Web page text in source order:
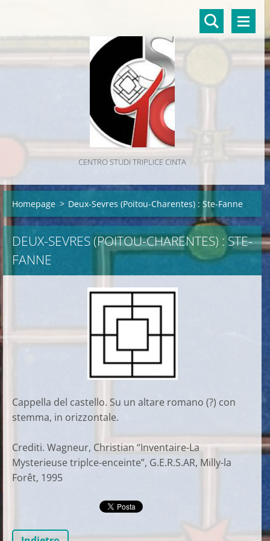
CENTRO STUDI TRIPLICE CINTA
Homepage > Deux-Sevres (Poitou-Charentes) : Ste-Fanne
DEUX-SEVRES (POITOU-CHARENTES) : STE-
FANNE
Cappella del castello. Su un altare romano (?) con
stemma, in orizzontale.
Crediti. Wagneur, Christian “Inventaire-La
Mysterieuse triplce-enceinte”, G.E.R.S.AR, Milly-la
Forêt, 1995